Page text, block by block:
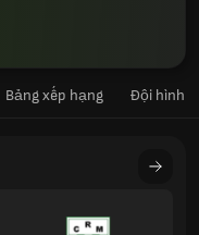
Bảng xếp hạng Đội hình